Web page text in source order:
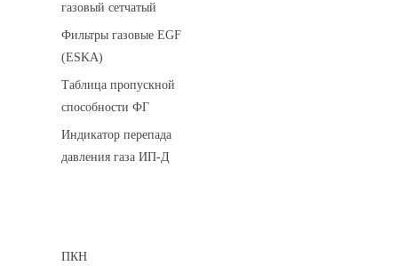
газовый сетчатый
Фильтры газовые EGF
(ESKA)
Таблица пропускной
способности ФГ
Индикатор перепада
давления газа ИП-Д
ПКН